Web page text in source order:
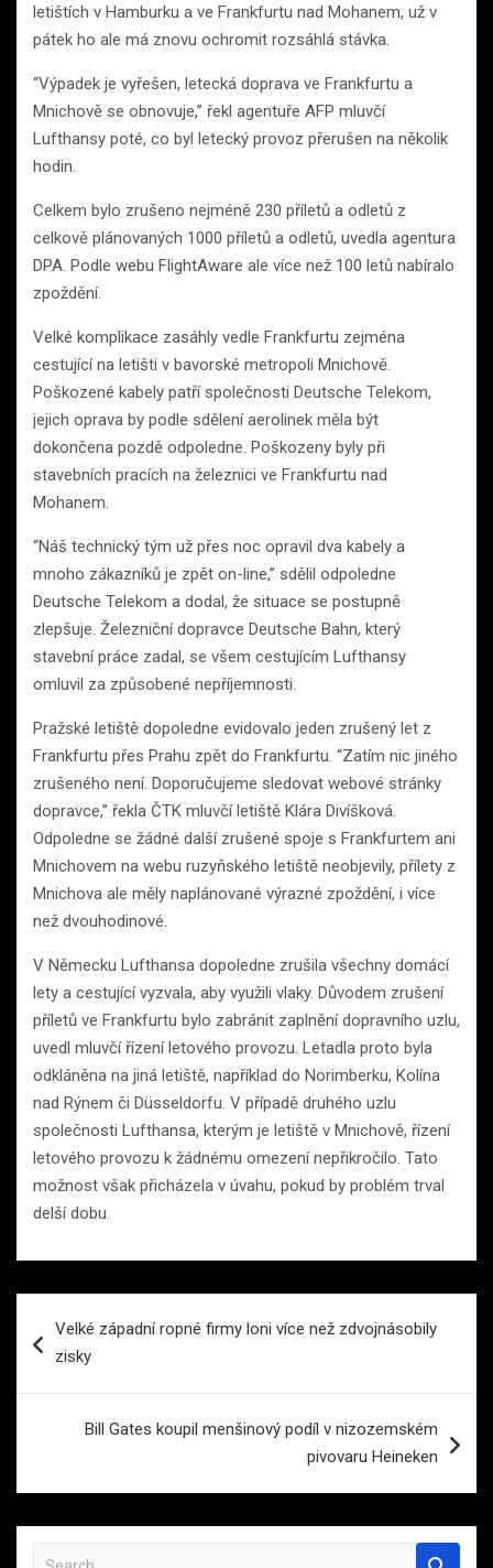
letištích v Hamburku a ve Frankfurtu nad Mohanem, už v
pátek ho ale má znovu ochromit rozsáhlá stávka.
“Výpadek je vyřešen, letecká doprava ve Frankfurtu a
Mnichově se obnovuje,” řekl agentuře AFP mluvčí
Lufthansy poté, co byl letecký provoz přerušen na několik
hodin.
Celkem bylo zrušeno nejméně 230 příletů a odletů z
celkově plánovaných 1000 příletů a odletů, uvedla agentura
DPA. Podle webu FlightAware ale více než 100 letů nabíralo
zpoždění.
Velké komplikace zasáhly vedle Frankfurtu zejména
cestující na letišti v bavorské metropoli Mnichově.
Poškozené kabely patří společnosti Deutsche Telekom,
jejich oprava by podle sdělení aerolinek měla být
dokončena pozdě odpoledne. Poškozeny byly při
stavebních pracích na železnici ve Frankfurtu nad
Mohanem.
“Náš technický tým už přes noc opravil dva kabely a
mnoho zákazníků je zpět on-line,” sdělil odpoledne
Deutsche Telekom a dodal, že situace se postupně
zlepšuje. Železniční dopravce Deutsche Bahn, který
stavební práce zadal, se všem cestujícím Lufthansy
omluvil za způsobené nepříjemnosti.
Pražské letiště dopoledne evidovalo jeden zrušený let z
Frankfurtu přes Prahu zpět do Frankfurtu. “Zatím nic jiného
zrušeného není. Doporučujeme sledovat webové stránky
dopravce,” řekla ČTK mluvčí letiště Klára Divíšková.
Odpoledne se žádné další zrušené spoje s Frankfurtem ani
Mnichovem na webu ruzyňského letiště neobjevily, přílety z
Mnichova ale měly naplánované výrazné zpoždění, i více
než dvouhodinové.
V Německu Lufthansa dopoledne zrušila všechny domácí
lety a cestující vyzvala, aby využili vlaky. Důvodem zrušení
příletů ve Frankfurtu bylo zabránit zaplnění dopravního uzlu,
uvedl mluvčí řízení letového provozu. Letadla proto byla
odkláněna na jiná letiště, například do Norimberku, Kolína
nad Rýnem či Düsseldorfu. V případě druhého uzlu
společnosti Lufthansa, kterým je letiště v Mnichově, řízení
letového provozu k žádnému omezení nepřikročilo. Tato
možnost však přicházela v úvahu, pokud by problém trval
delší dobu.
pro
Velké západní ropné firmy loni více než zdvojnásobily
zisky
Bill Gates koupil menšinový podíl v nizozemském
pivovaru Heineken